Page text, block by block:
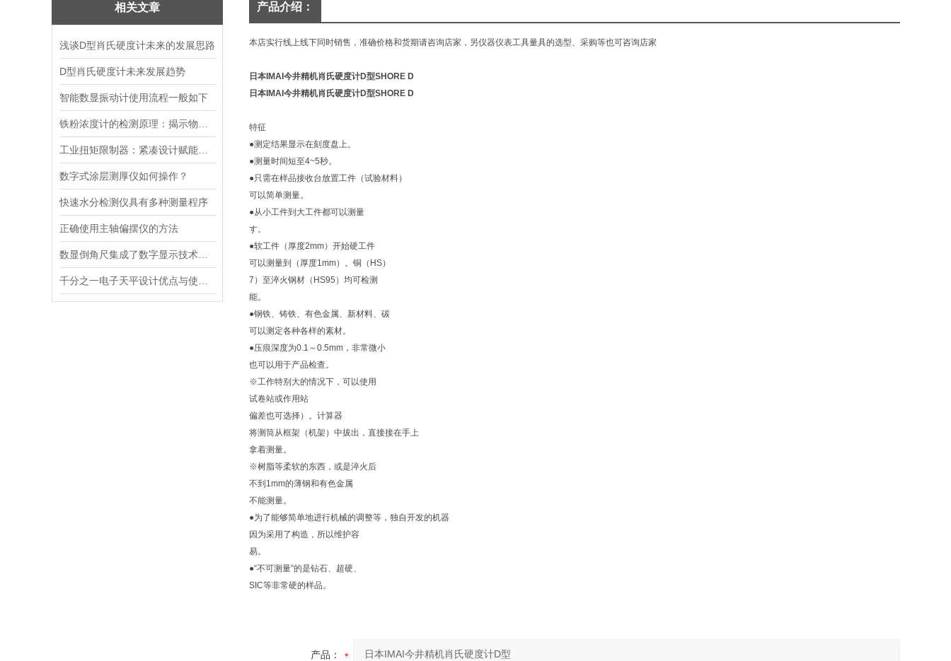
相关文章
浅谈D型肖氏硬度计未来的发展思路
D型肖氏硬度计未来发展趋势
智能数显振动计使用流程一般如下
数字式涂层测厚仪如何操作？
快速水分检测仪具有多种测量程序
正确使用主轴偏摆仪的方法
产品介绍：
本店实行线上线下同时销售，准确价格和货期请咨询店家，另仪器仪表工具量具的选型、采购等也可咨询店家
日本IMAI今井精机肖氏硬度计D型SHORE D
日本IMAI今井精机肖氏硬度计D型SHORE D
特征
●测定结果显示在刻度盘上。
●测量时间短至4~5秒。
●只需在样品接收台放置工件（试验材料）
可以简单测量。
●从小工件到大工件都可以测量
す。
●软工件（厚度2mm）开始硬工件
可以测量到（厚度1mm）。铜（HS）
7）至淬火钢材（HS95）均可检测
能。
●钢铁、铸铁、有色金属、新材料、碳
可以测定各种各样的素材。
●压痕深度为0.1～0.5mm，非常微小
也可以用于产品检查。
※工作特别大的情况下，可以使用
试卷站或作用站
偏差也可选择）。计算器
将测筒从框架（机架）中拔出，直接接在手上
拿着测量。
※树脂等柔软的东西，或是淬火后
不到1mm的薄钢和有色金属
不能测量。
●为了能够简单地进行机械的调整等，独自开发的机器
因为采用了构造，所以维护容
易。
●“不可测量”的是钻石、超硬、
SIC等非常硬的样品。
产品：